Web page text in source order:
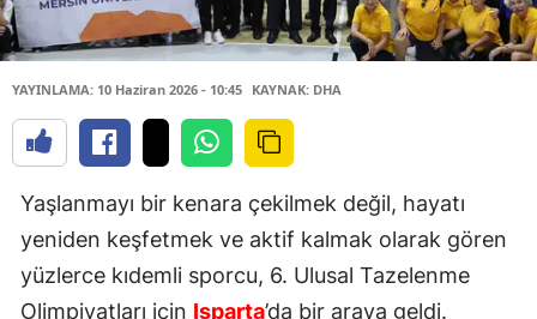
YAYINLAMA: 10 Haziran 2026 - 10:45 KAYNAK: DHA
Yaşlanmayı bir kenara çekilmek değil, hayatı
yeniden keşfetmek ve aktif kalmak olarak gören
yüzlerce kıdemli sporcu, 6. Ulusal Tazelenme
Olimpiyatları için Isparta’da bir araya geldi.